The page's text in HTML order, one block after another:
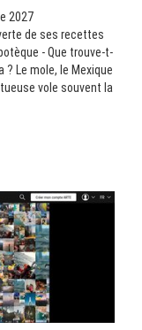
2027
de ses recettes
- Que trouve-t-
? Le mole, le Mexique
vole souvent la